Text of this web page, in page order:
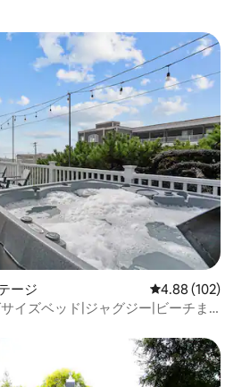
ージ レビュー102
4.88 (102)
イズベッド|ジャグジー|ビーチま